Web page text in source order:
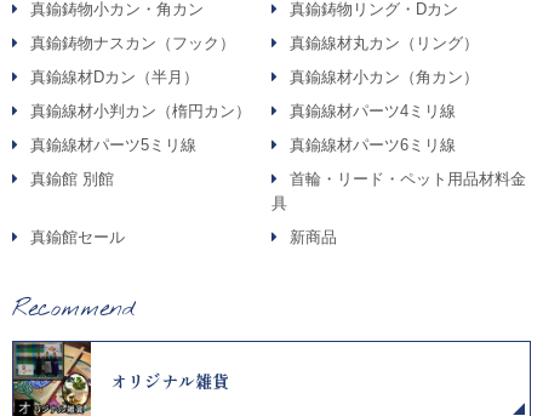
真鍮鋳物小カン・角カン
真鍮鋳物リング・Dカン
真鍮鋳物ナスカン（フック）
真鍮線材丸カン（リング）
真鍮線材Dカン（半月）
真鍮線材小カン（角カン）
真鍮線材小判カン（楕円カン）
真鍮線材パーツ4ミリ線
真鍮線材パーツ5ミリ線
真鍮線材パーツ6ミリ線
真鍮館 別館
首輪・リード・ペット用品材料金
具
真鍮館セール
新商品
Recommend
オリジナル雑貨